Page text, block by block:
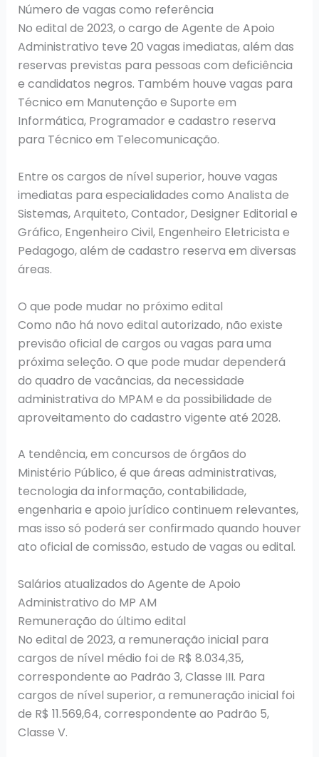
Número de vagas como referência
No edital de 2023, o cargo de Agente de Apoio
Administrativo teve 20 vagas imediatas, além das
reservas previstas para pessoas com deficiência
e candidatos negros. Também houve vagas para
Técnico em Manutenção e Suporte em
Informática, Programador e cadastro reserva
para Técnico em Telecomunicação.
Entre os cargos de nível superior, houve vagas
imediatas para especialidades como Analista de
Sistemas, Arquiteto, Contador, Designer Editorial e
Gráfico, Engenheiro Civil, Engenheiro Eletricista e
Pedagogo, além de cadastro reserva em diversas
áreas.
O que pode mudar no próximo edital
Como não há novo edital autorizado, não existe
previsão oficial de cargos ou vagas para uma
próxima seleção. O que pode mudar dependerá
do quadro de vacâncias, da necessidade
administrativa do MPAM e da possibilidade de
aproveitamento do cadastro vigente até 2028.
A tendência, em concursos de órgãos do
Ministério Público, é que áreas administrativas,
tecnologia da informação, contabilidade,
engenharia e apoio jurídico continuem relevantes,
mas isso só poderá ser confirmado quando houver
ato oficial de comissão, estudo de vagas ou edital.
Salários atualizados do Agente de Apoio
Administrativo do MP AM
Remuneração do último edital
No edital de 2023, a remuneração inicial para
cargos de nível médio foi de R$ 8.034,35,
correspondente ao Padrão 3, Classe III. Para
cargos de nível superior, a remuneração inicial foi
de R$ 11.569,64, correspondente ao Padrão 5,
Classe V.